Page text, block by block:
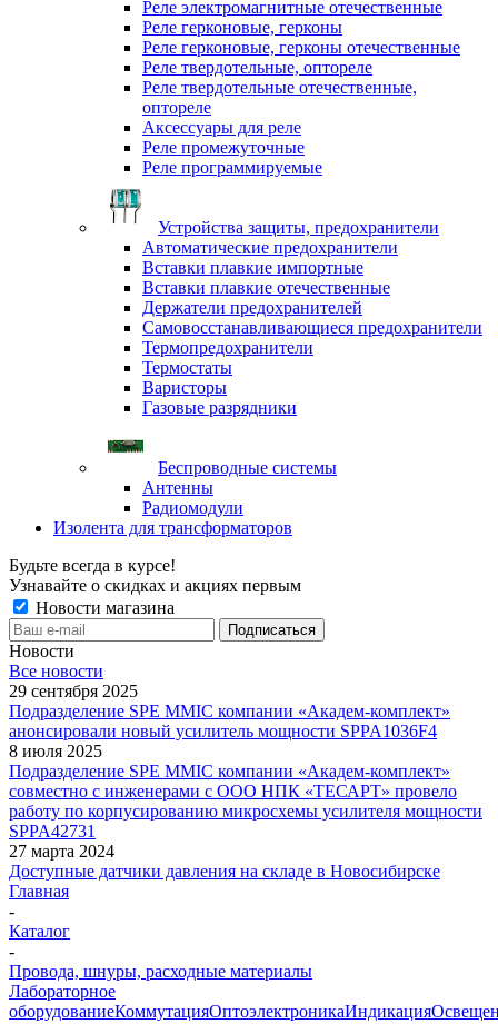
Реле электромагнитные отечественные
Реле герконовые, герконы
Реле герконовые, герконы отечественные
Реле твердотельные, оптореле
Реле твердотельные отечественные,
оптореле
Аксессуары для реле
Реле промежуточные
Реле программируемые
Устройства защиты, предохранители
Автоматические предохранители
Вставки плавкие импортные
Вставки плавкие отечественные
Держатели предохранителей
Самовосстанавливающиеся предохранители
Термопредохранители
Термостаты
Варисторы
Газовые разрядники
Беспроводные системы
Антенны
Радиомодули
Изолента для трансформаторов
Будьте всегда в курсе!
Узнавайте о скидках и акциях первым
Новости магазина
Новости
Все новости
29 сентября 2025
Подразделение SPE MMIC компании «Академ-комплект»
анонсировали новый усилитель мощности SPPA1036F4
8 июля 2025
Подразделение SPE MMIC компании «Академ-комплект»
совместно с инженерами с ООО НПК «ТЕСАРТ» провело
работу по корпусированию микросхемы усилителя мощности
SPPA42731
27 марта 2024
Доступные датчики давления на складе в Новосибирске
Главная
-
Каталог
-
Провода, шнуры, расходные материалы
Лабораторное
оборудованиеКоммутацияОптоэлектроникаИндикация